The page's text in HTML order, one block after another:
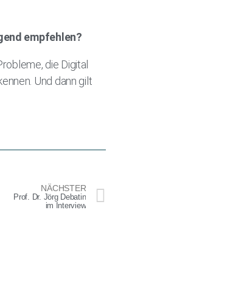
empfehlen?
die Digital
Und dann gilt
NÄCHSTER
Prof. Dr. Jörg Debatin
im Interview